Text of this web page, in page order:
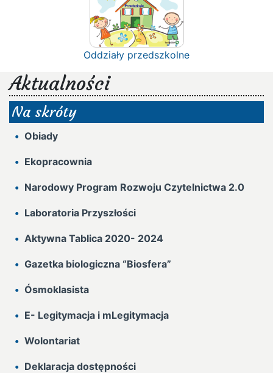
Oddziały przedszkolne
Aktualności
Na skróty
Obiady
Ekopracownia
Narodowy Program Rozwoju Czytelnictwa 2.0
Laboratoria Przyszłości
Aktywna Tablica 2020- 2024
Gazetka biologiczna “Biosfera”
Ósmoklasista
E- Legitymacja i mLegitymacja
Wolontariat
Deklaracja dostępności